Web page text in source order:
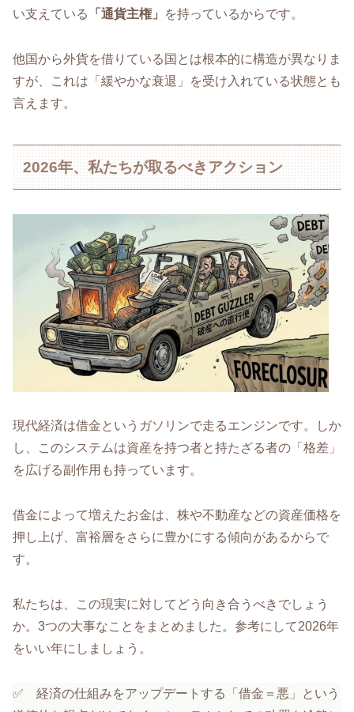
い支えている
「通貨主権」 を持っているからです。
他国から外貨を借りている国とは根本的に構造が異なりま
すが、これは「緩やかな衰退」を受け入れている状態とも
言えます。
2026年、私たちが取るべきアクション
現代経済は借金というガソリンで走るエンジンです。しか
し、このシステムは資産を持つ者と持たざる者の「格差」
を広げる副作用も持っています。
借金によって増えたお金は、株や不動産などの資産価格を
押し上げ、富裕層をさらに豊かにする傾向があるからで
す。
私たちは、この現実に対してどう向き合うべきでしょう
か。3つの大事なことをまとめました。参考にして2026年
をいい年にしましょう。
✅️ 経済の仕組みをアップデートする「借金＝悪」という